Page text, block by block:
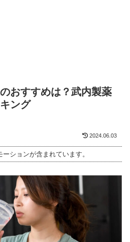
おすすめは？武内製薬
ング
2024.06.03
ションが含まれています。